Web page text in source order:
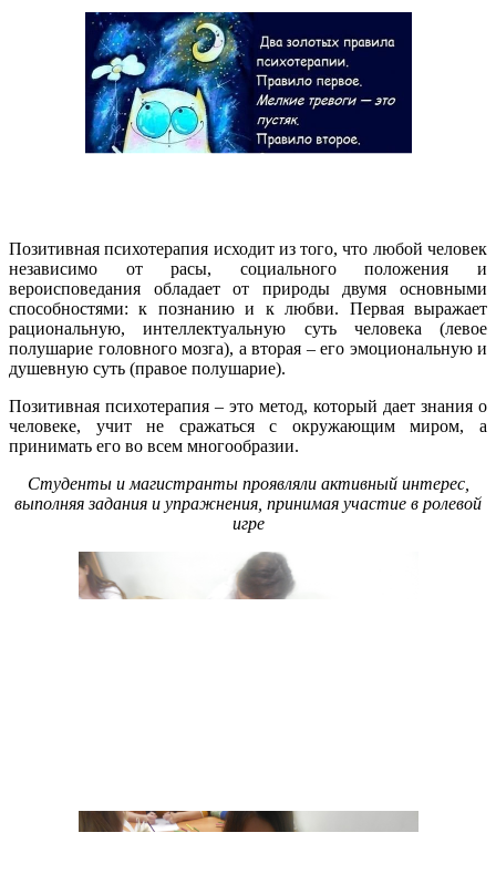
Позитивная психотерапия исходит из того, что любой человек
независимо от расы, социального положения и
вероисповедания обладает от природы двумя основными
способностями: к познанию и к любви. Первая выражает
рациональную, интеллектуальную суть человека (левое
полушарие головного мозга), а вторая – его эмоциональную и
душевную суть (правое полушарие).
Позитивная психотерапия – это метод, который дает знания о
человеке, учит не сражаться с окружающим миром, а
принимать его во всем многообразии.
Студенты и магистранты проявляли активный интерес,
выполняя задания и упражнения, принимая участие в ролевой
игре